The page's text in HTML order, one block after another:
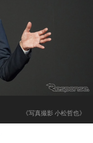
《写真撮影 小松哲也》